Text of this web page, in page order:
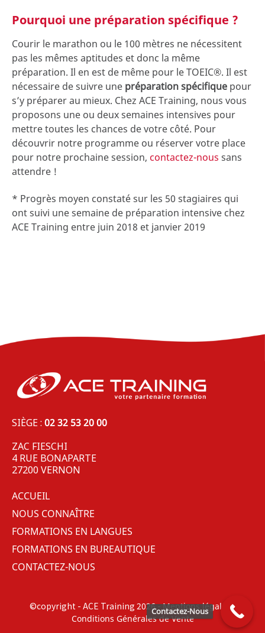
Pourquoi une préparation spécifique ?
Courir le marathon ou le 100 mètres ne nécessitent
pas les mêmes aptitudes et donc la même
préparation. Il en est de même pour le TOEIC®. Il est
nécessaire de suivre une préparation spécifique pour
s’y préparer au mieux. Chez ACE Training, nous vous
proposons une ou deux semaines intensives pour
mettre toutes les chances de votre côté. Pour
découvrir notre programme ou réserver votre place
pour notre prochaine session, contactez-nous sans
attendre !
* Progrès moyen constaté sur les 50 stagiaires qui
ont suivi une semaine de préparation intensive chez
ACE Training entre juin 2018 et janvier 2019
SIÈGE : 02 32 53 20 00
ZAC FIESCHI
4 RUE BONAPARTE
27200 VERNON
ACCUEIL
NOUS CONNAÎTRE
FORMATIONS EN LANGUES
FORMATIONS EN BUREAUTIQUE
CONTACTEZ-NOUS
©copyright - ACE Training 2026 -Mentions légales-
Conditions Générales de Vente
Contactez-Nous